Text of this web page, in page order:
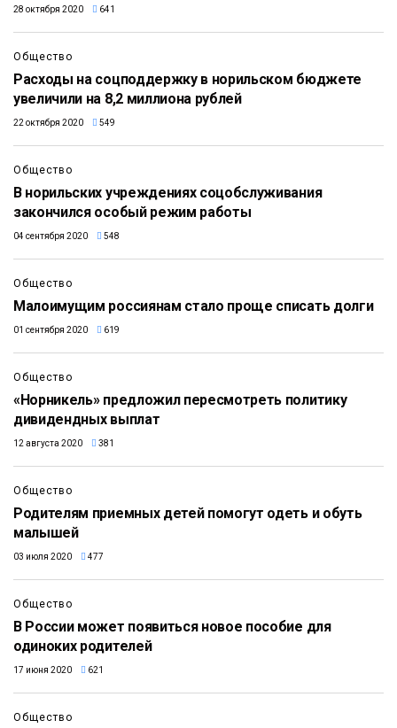
28 октября 2020 641
Общество
Расходы на соцподдержку в норильском бюджете
увеличили на 8,2 миллиона рублей
22 октября 2020 549
Общество
В норильских учреждениях соцобслуживания
закончился особый режим работы
04 сентября 2020 548
Общество
Малоимущим россиянам стало проще списать долги
01 сентября 2020 619
Общество
«Норникель» предложил пересмотреть политику
дивидендных выплат
12 августа 2020 381
Общество
Родителям приемных детей помогут одеть и обуть
малышей
03 июля 2020 477
Общество
В России может появиться новое пособие для
одиноких родителей
17 июня 2020 621
Общество